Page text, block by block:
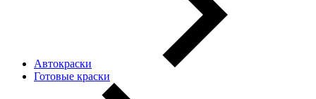
Автокраски
Готовые краски